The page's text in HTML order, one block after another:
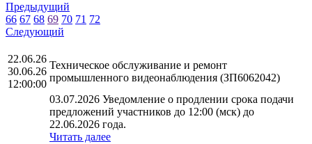
Предыдущий
66 67 68 69 70 71 72
Следующий
22.06.26
30.06.26
12:00:00
Техническое обслуживание и ремонт
промышленного видеонаблюдения (ЗП6062042)
03.07.2026 Уведомление о продлении срока подачи
предложений участников до 12:00 (мск) до
22.06.2026 года.
Читать далее